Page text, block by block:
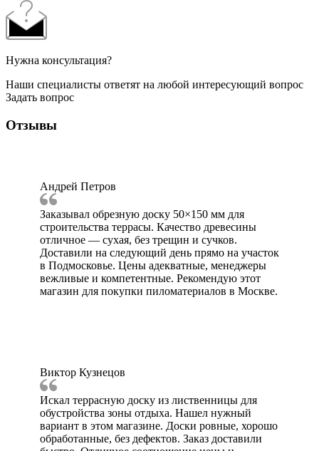
Нужна консультация?
Наши специалисты ответят на любой интересующий вопрос
Задать вопрос
Отзывы
Андрей Петров
Заказывал обрезную доску 50×150 мм для
строительства террасы. Качество древесины
отличное — сухая, без трещин и сучков.
Доставили на следующий день прямо на участок
в Подмосковье. Цены адекватные, менеджеры
вежливые и компетентные. Рекомендую этот
магазин для покупки пиломатериалов в Москве.
Виктор Кузнецов
Искал террасную доску из лиственницы для
обустройства зоны отдыха. Нашел нужный
вариант в этом магазине. Доски ровные, хорошо
обработанные, без дефектов. Заказ доставили